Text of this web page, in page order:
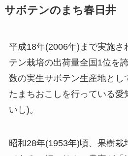
サボテンのまち春日井
平成18年(2006年)まで実施さ
テン栽培の出荷量全国1位を
数の実生サボテン生産地とし
たまちおこしを行っている愛
いし)。
昭和28年(1953年)頃、果樹栽